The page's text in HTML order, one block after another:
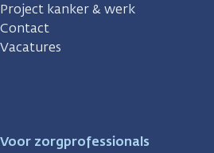
Project kanker & werk
Contact
Vacatures
Voor zorgprofessionals